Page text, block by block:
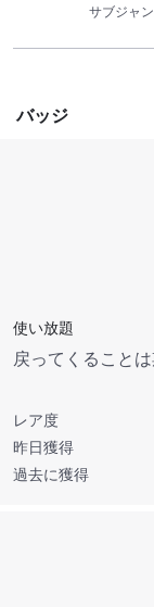
サブジャ
バッジ
使い放題
戻ってくること
レア度
昨日獲得
過去に獲得